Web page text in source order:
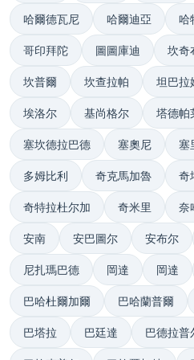
哈爾德瓦尼 哈爾迪亞 哈
哥印拜陀 圖圖庫迪 坎奇
坎普爾 坎查拉帕 坦巴拉
埃洛尔 基尚格尔 塔德帕
塞坎德拉巴德 塞奧尼 塞
多姆比利 奇克馬加魯 奇
奇特拉杜尔加 奇米里 奈
安南 安巴圖尔 安布尔
尼扎瑪巴德 岡達 岡達
巴哈杜爾加爾 巴哈蘭普爾
巴塔拉 巴廷達 巴德拉普